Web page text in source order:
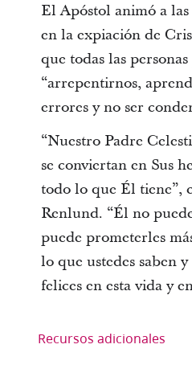
El Apóstol animó a
en la expiación de
que todas las
“arrepentirnos,
errores y no ser
“Nuestro Padre
se conviertan en Sus
todo lo que Él tiene”,
Renlund. “Él no
puede prometerles
lo que ustedes saben
felices en esta vida y
Recursos adicionales